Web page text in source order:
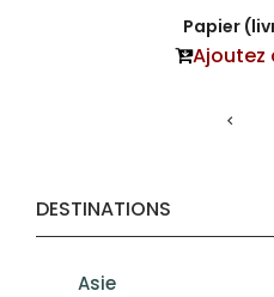
DESTINATIONS
Asie
Papier
Ajoutez